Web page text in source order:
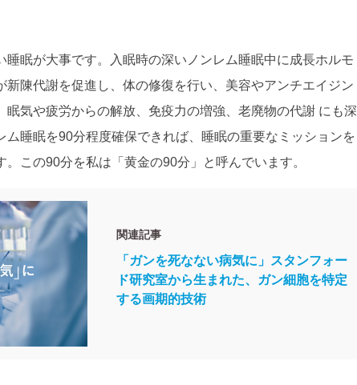
眠が大事です。入眠時の深いノンレム睡眠中に成長ホルモ
新陳代謝を促進し、体の修復を行い、美容やアンチエイジン
眠気や疲労からの解放、免疫力の増強、老廃物の代謝 にも深
ム睡眠を90分程度確保できれば、睡眠の重要なミッションを
この90分を私は「黄金の90分」と呼んでいます。
関連記事
「ガンを死なない病気に」スタンフォー
ド研究室から生まれた、ガン細胞を特定
する画期的技術